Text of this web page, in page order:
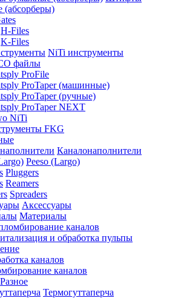
(абсорберы)
H-Files
K-Files
NiTi инструменты
файлы
ProFile
ProTaper (машинные)
ProTaper (ручные)
ProTaper NEXT
NiTi
FKG
Каналонаполнители
Peeso (Largo)
Pluggers
Reamers
Spreaders
Аксессуары
Материалы
каналов
и обработка пульпы
каналов
каналов
Разное
Термогуттаперча